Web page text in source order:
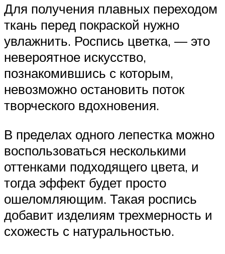
Для получения плавных переходом
ткань перед покраской нужно
увлажнить. Роспись цветка, — это
невероятное искусство,
познакомившись с которым,
невозможно остановить поток
творческого вдохновения.
В пределах одного лепестка можно
воспользоваться несколькими
оттенками подходящего цвета, и
тогда эффект будет просто
ошеломляющим. Такая роспись
добавит изделиям трехмерность и
схожесть с натуральностью.